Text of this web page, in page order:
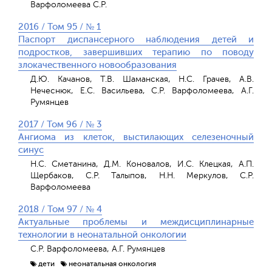
Варфоломеева С.Р.
2016 / Том 95 / № 1
Паспорт диспансерного наблюдения детей и
подростков, завершивших терапию по поводу
злокачественного новообразования
Д.Ю. Качанов, Т.В. Шаманская, Н.С. Грачев, А.В.
Нечеснюк, Е.С. Васильева, С.Р. Варфоломеева, А.Г.
Румянцев
2017 / Том 96 / № 3
Ангиома из клеток, выстилающих селезеночный
синус
Н.С. Сметанина, Д.М. Коновалов, И.С. Клецкая, А.П.
Щербаков, С.Р. Талыпов, Н.Н. Меркулов, С.Р.
Варфоломеева
2018 / Том 97 / № 4
Актуальные проблемы и междисциплинарные
технологии в неонатальной онкологии
С.Р. Варфоломеева, А.Г. Румянцев
дети
неонатальная онкология